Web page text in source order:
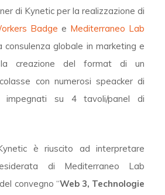
di Kynetic per la realizzazione di
Badge e Mediterraneo Lab
consulenza globale in marketing e
la creazione del format di un
con numerosi speacker di
impegnati su 4 tavoli/panel di
è riuscito ad interpretare
di Mediterraneo Lab
convegno “Web 3, Technologie